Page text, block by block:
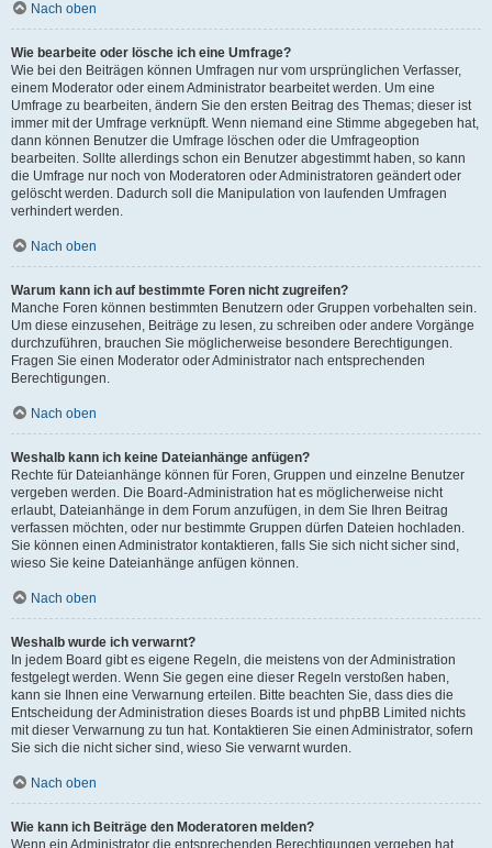
Nach oben
Wie bearbeite oder lösche ich eine Umfrage?
Wie bei den Beiträgen können Umfragen nur vom ursprünglichen Verfasser,
einem Moderator oder einem Administrator bearbeitet werden. Um eine
Umfrage zu bearbeiten, ändern Sie den ersten Beitrag des Themas; dieser ist
immer mit der Umfrage verknüpft. Wenn niemand eine Stimme abgegeben hat,
dann können Benutzer die Umfrage löschen oder die Umfrageoption
bearbeiten. Sollte allerdings schon ein Benutzer abgestimmt haben, so kann
die Umfrage nur noch von Moderatoren oder Administratoren geändert oder
gelöscht werden. Dadurch soll die Manipulation von laufenden Umfragen
verhindert werden.
Nach oben
Warum kann ich auf bestimmte Foren nicht zugreifen?
Manche Foren können bestimmten Benutzern oder Gruppen vorbehalten sein.
Um diese einzusehen, Beiträge zu lesen, zu schreiben oder andere Vorgänge
durchzuführen, brauchen Sie möglicherweise besondere Berechtigungen.
Fragen Sie einen Moderator oder Administrator nach entsprechenden
Berechtigungen.
Nach oben
Weshalb kann ich keine Dateianhänge anfügen?
Rechte für Dateianhänge können für Foren, Gruppen und einzelne Benutzer
vergeben werden. Die Board-Administration hat es möglicherweise nicht
erlaubt, Dateianhänge in dem Forum anzufügen, in dem Sie Ihren Beitrag
verfassen möchten, oder nur bestimmte Gruppen dürfen Dateien hochladen.
Sie können einen Administrator kontaktieren, falls Sie sich nicht sicher sind,
wieso Sie keine Dateianhänge anfügen können.
Nach oben
Weshalb wurde ich verwarnt?
In jedem Board gibt es eigene Regeln, die meistens von der Administration
festgelegt werden. Wenn Sie gegen eine dieser Regeln verstoßen haben,
kann sie Ihnen eine Verwarnung erteilen. Bitte beachten Sie, dass dies die
Entscheidung der Administration dieses Boards ist und phpBB Limited nichts
mit dieser Verwarnung zu tun hat. Kontaktieren Sie einen Administrator, sofern
Sie sich die nicht sicher sind, wieso Sie verwarnt wurden.
Nach oben
Wie kann ich Beiträge den Moderatoren melden?
Wenn ein Administrator die entsprechenden Berechtigungen vergeben hat,